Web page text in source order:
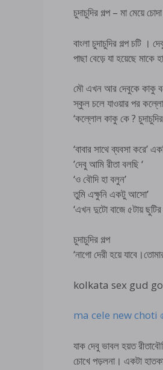
চুদাচুদির গল্প – মা মেয়ে চোদা
বাংলা চুদাচুদির গল্প চটি
পাছা বেড়ে যা হয়েছে মাকে
মৌ এখন আর দেবুকে কাকু
স্কুল চলে যাওয়ার পর
‘কল্লোল কাকু কে ?
‘বাবার সাথে ব্যবসা করে’
’দেবু আমি রীতা বলছি ‘
‘ও বৌদি হা বলুন’
তুমি এক্ষুনি একটু আসো’
‘এখন দুটো বাজে ৫টায় ছুটির
চুদাচুদির গল্প
‘নাগো দেরী হয়ে
kolkata sex gud golpo
ma cele new choti ৫৫
যাক দেবু ভাবল হয়ত
চোখে পড়লনা। একটা